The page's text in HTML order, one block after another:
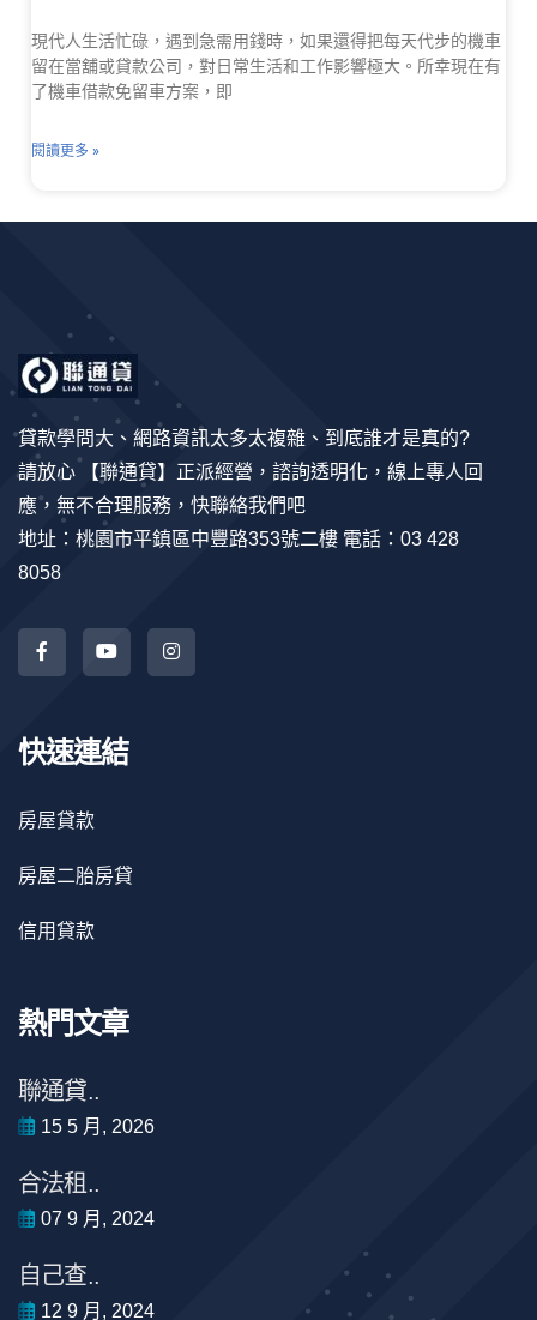
現代人生活忙碌，遇到急需用錢時，如果還得把每天代步的機車
留在當舖或貸款公司，對日常生活和工作影響極大。所幸現在有
了機車借款免留車方案，即
閱讀更多 »
貸款學問大、網路資訊太多太複雜、到底誰才是真的?
請放心 【聯通貸】正派經營，諮詢透明化，線上專人回
應，無不合理服務，快聯絡我們吧
地址：桃園市平鎮區中豐路353號二樓 電話：03 428
8058
快速連結
房屋貸款
房屋二胎房貸
信用貸款
熱門文章
聯通貸..
15 5 月, 2026
合法租..
07 9 月, 2024
自己查..
12 9 月, 2024